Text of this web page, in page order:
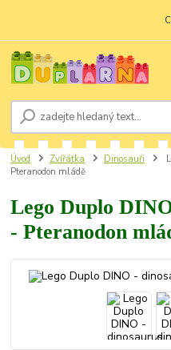
Úvod Zvířátka Dinosauři
Pteranodon mládě
Lego Duplo
- Pteranodon